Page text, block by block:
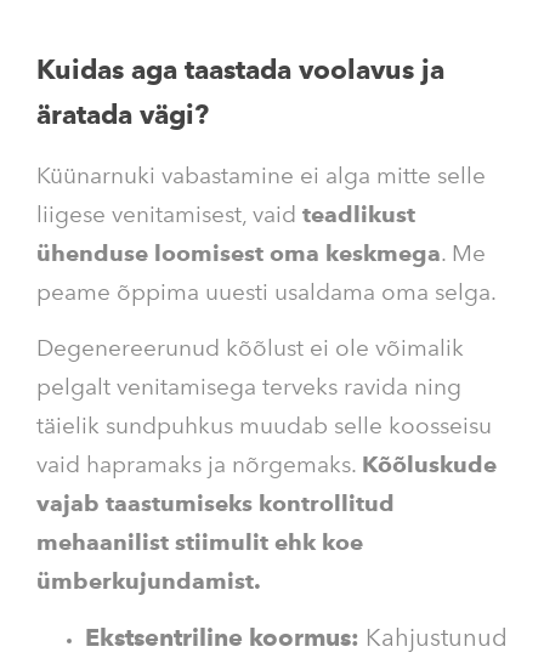
Kuidas aga taastada voolavus ja
äratada vägi?
Küünarnuki vabastamine ei alga mitte selle
liigese venitamisest, vaid teadlikust
ühenduse loomisest oma keskmega. Me
peame õppima uuesti usaldama oma selga.
Degenereerunud kõõlust ei ole võimalik
pelgalt venitamisega terveks ravida ning
täielik sundpuhkus muudab selle koosseisu
vaid hapramaks ja nõrgemaks. Kõõluskude
vajab taastumiseks kontrollitud
mehaanilist stiimulit ehk koe
ümberkujundamist.
Ekstsentriline koormus: Kahjustunud